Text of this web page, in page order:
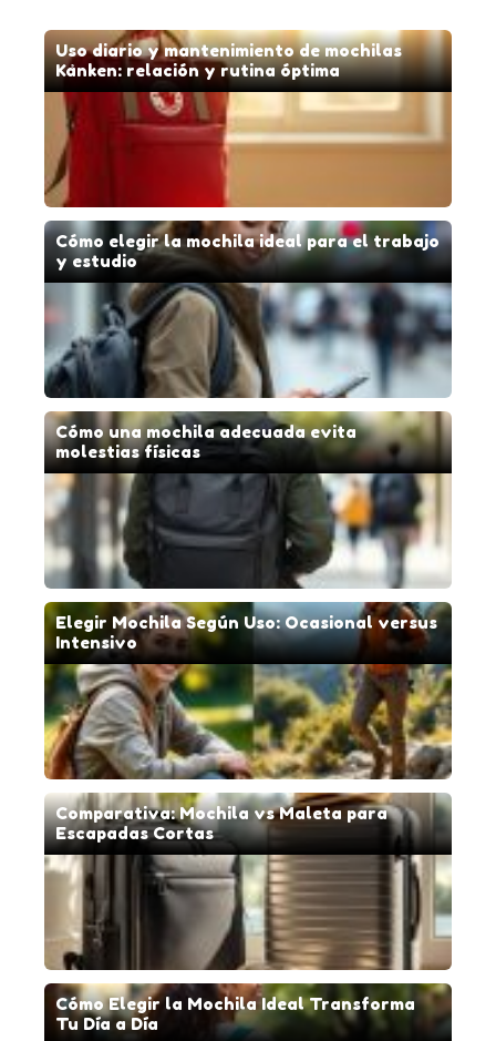
Uso diario y mantenimiento de mochilas
Kånken: relación y rutina óptima
Cómo elegir la mochila ideal para el trabajo
y estudio
Cómo una mochila adecuada evita
molestias físicas
Elegir Mochila Según Uso: Ocasional versus
Intensivo
Comparativa: Mochila vs Maleta para
Escapadas Cortas
Cómo Elegir la Mochila Ideal Transforma
Tu Día a Día